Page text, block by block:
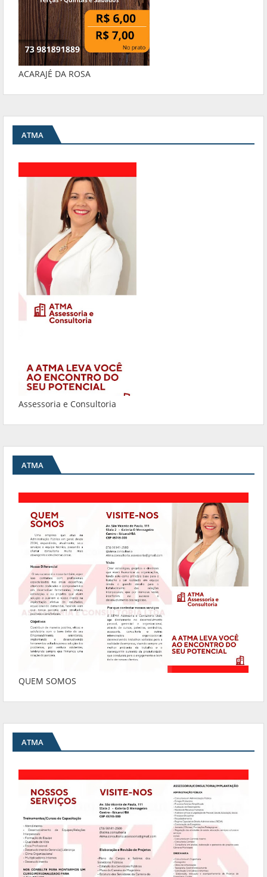
ACARAJÉ DA ROSA
ATMA
Assessoria e Consultoria
ATMA
QUEM SOMOS
ATMA